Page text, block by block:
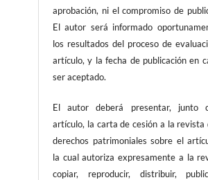
aprobación, ni el compromiso de
El autor será informado
los resultados del proceso de
artículo, y la fecha de publicación en
ser aceptado.
El autor deberá presentar, junto
artículo, la carta de cesión a la revista
derechos patrimoniales sobre el
la cual autoriza expresamente a la
copiar, reproducir, distribuir,